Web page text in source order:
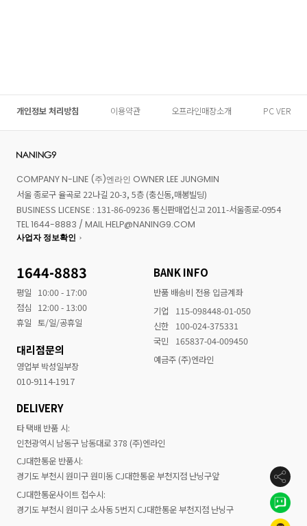
개인정보 처리방침 이용약관 오프라인매장소개 PC VER
COMPANY N-LINE (주)엔라인 OWNER LEE JUNGMIN
서울 종로구 율곡로 22나길 20-3, 5층 (충신동,매봉빌딩)
BUSINESS LICENSE : 131-86-09236 통신판매업신고 2011-서울종로-0954
TEL 1644-8883 / MAIL HELP@NANING9.COM
사업자 정보확인
1644-8883
평일
10:00 - 17:00
점심
12:00 - 13:00
휴일 토/일/공휴일
대리점문의
영업부 박성일부장
010-9114-1917
BANK INFO
반품 배송비 전용 입금계좌
기업
115-098448-01-050
신한
100-024-375331
국민
165837-04-009450
예금주 (주)엔라인
DELIVERY
타 택배 반품 시:
인천광역시 남동구 남동대로 378 (주)엔라인
CJ대한통운 반품시:
경기도 부천시 원미구 원미동 CJ대한통운 부천지점 난닝구앞
CJ대한통운사이트 접수시:
경기도 부천시 원미구 소사동 5번지 CJ대한통운 부천지점 난닝구